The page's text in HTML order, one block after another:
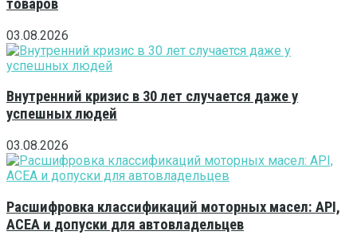
товаров
03.08.2026
Внутренний кризис в 30 лет случается даже у
успешных людей
03.08.2026
Расшифровка классификаций моторных масел: API,
ACEA и допуски для автовладельцев